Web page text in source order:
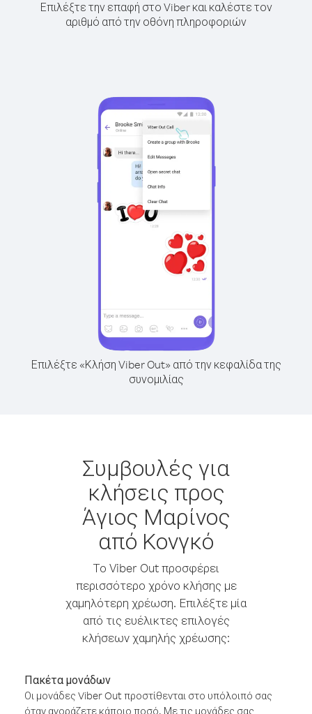
Επιλέξτε την επαφή στο Viber και καλέστε τον
αριθμό από την οθόνη πληροφοριών
Επιλέξτε «Κλήση Viber Out» από την κεφαλίδα της
συνομιλίας
Συμβουλές για
κλήσεις προς
Άγιος Μαρίνος
από Κονγκό
Το Viber Out προσφέρει
περισσότερο χρόνο κλήσης με
χαμηλότερη χρέωση. Επιλέξτε μία
από τις ευέλικτες επιλογές
κλήσεων χαμηλής χρέωσης:
Πακέτα μονάδων
Οι μονάδες Viber Out προστίθενται στο υπόλοιπό σας
όταν αγοράζετε κάποιο ποσό. Με τις μονάδες σας